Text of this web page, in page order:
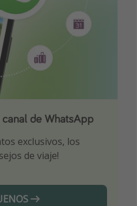
de WhatsApp
exclusivos, los
de viaje!
nuestros chollazos
canal de Telegram!
seleccionadas para
en viajes